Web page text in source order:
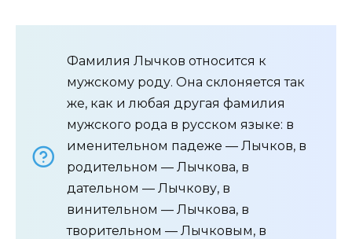
Фамилия Лычков относится к
мужскому роду. Она склоняется так
же, как и любая другая фамилия
мужского рода в русском языке: в
именительном падеже — Лычков, в
родительном — Лычкова, в
дательном — Лычкову, в
винительном — Лычкова, в
творительном — Лычковым, в